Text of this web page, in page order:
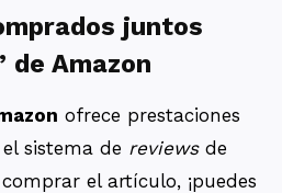
juntos
de Amazon
ofrece prestaciones
sistema de reviewsde
el artículo, ¡puedes